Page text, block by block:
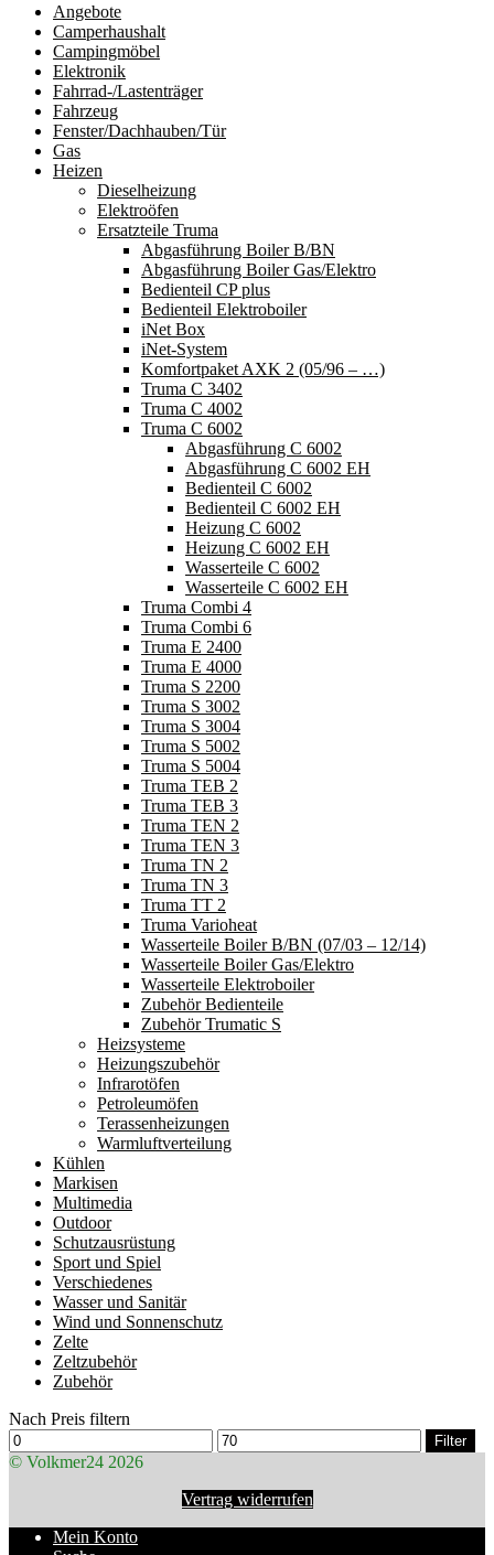
Angebote
Camperhaushalt
Campingmöbel
Elektronik
Fahrrad-/Lastenträger
Fahrzeug
Fenster/Dachhauben/Tür
Gas
Heizen
Dieselheizung
Elektroöfen
Ersatzteile Truma
Abgasführung Boiler B/BN
Abgasführung Boiler Gas/Elektro
Bedienteil CP plus
Bedienteil Elektroboiler
iNet Box
iNet-System
Komfortpaket AXK 2 (05/96 – …)
Truma C 3402
Truma C 4002
Truma C 6002
Abgasführung C 6002
Abgasführung C 6002 EH
Bedienteil C 6002
Bedienteil C 6002 EH
Heizung C 6002
Heizung C 6002 EH
Wasserteile C 6002
Wasserteile C 6002 EH
Truma Combi 4
Truma Combi 6
Truma E 2400
Truma E 4000
Truma S 2200
Truma S 3002
Truma S 3004
Truma S 5002
Truma S 5004
Truma TEB 2
Truma TEB 3
Truma TEN 2
Truma TEN 3
Truma TN 2
Truma TN 3
Truma TT 2
Truma Varioheat
Wasserteile Boiler B/BN (07/03 – 12/14)
Wasserteile Boiler Gas/Elektro
Wasserteile Elektroboiler
Zubehör Bedienteile
Zubehör Trumatic S
Heizsysteme
Heizungszubehör
Infrarotöfen
Petroleumöfen
Terassenheizungen
Warmluftverteilung
Kühlen
Markisen
Multimedia
Outdoor
Schutzausrüstung
Sport und Spiel
Verschiedenes
Wasser und Sanitär
Wind und Sonnenschutz
Zelte
Zeltzubehör
Zubehör
Nach Preis filtern
Min.
Preis
Max.
Preis
Filter
© Volkmer24 2026
Vertrag widerrufen
Mein Konto